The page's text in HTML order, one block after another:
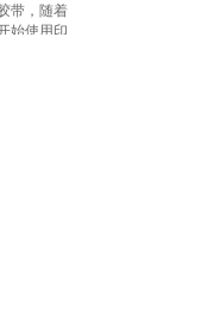
带，随着
始使用印